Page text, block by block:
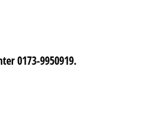
0173-9950919.